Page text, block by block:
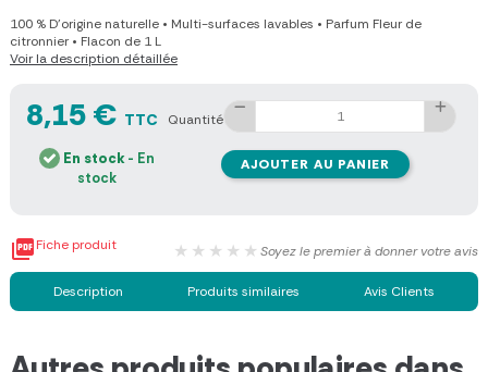
100 % D'origine naturelle • Multi-surfaces lavables • Parfum Fleur de
citronnier • Flacon de 1 L
Voir la description détaillée
8,15 € TTC
En stock- En
stock
Quantité
AJOUTER AU PANIER
Fiche produit ★★★★★ Soyez le premier à donner votre avis
Description Produits similaires Avis Clients